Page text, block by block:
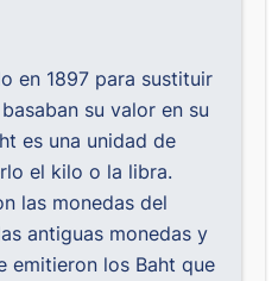
en 1897 para sustituir
su valor en su
es una unidad de
el kilo o la libra.
las monedas del
antiguas monedas y
emitieron los Baht que